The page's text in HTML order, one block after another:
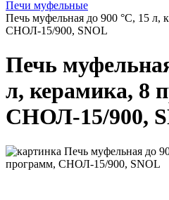
Печи муфельные
Печь муфельная до 900 °С, 15 л,
СНОЛ-15/900, SNOL
Печь
л, керамика, 8
СНОЛ-15/900,